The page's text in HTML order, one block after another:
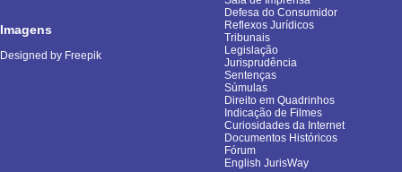
Imagens
Designed by Freepik
Defesa do Consumidor
Reflexos Jurídicos
Tribunais
Legislação
Jurisprudência
Sentenças
Súmulas
Direito em Quadrinhos
Indicação de Filmes
Curiosidades da Internet
Documentos Históricos
Fórum
English JurisWay